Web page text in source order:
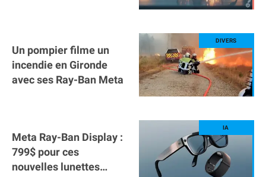
Un pompier filme un
incendie en Gironde
avec ses Ray-Ban Meta
Meta Ray-Ban Display :
799$ pour ces
nouvelles lunettes